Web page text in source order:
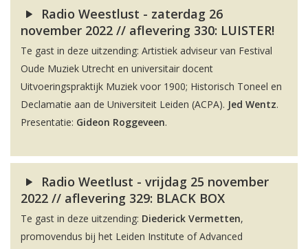
Radio Weestlust - zaterdag 26
november 2022 // aflevering 330: LUISTER!
Te gast in deze uitzending: Artistiek adviseur van Festival
Oude Muziek Utrecht en universitair docent
Uitvoeringspraktijk Muziek voor 1900; Historisch Toneel en
Declamatie aan de Universiteit Leiden (ACPA). Jed Wentz.
Presentatie: Gideon Roggeveen.
Radio Weetlust - vrijdag 25 november
2022 // aflevering 329: BLACK BOX
Te gast in deze uitzending: Diederick Vermetten,
promovendus bij het Leiden Institute of Advanced